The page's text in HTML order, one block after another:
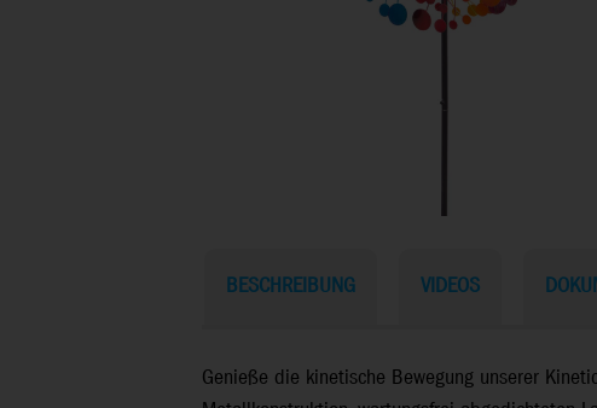
BESCHREIBUNG VIDEOS
Genieße die kinetische Bewegung unserer